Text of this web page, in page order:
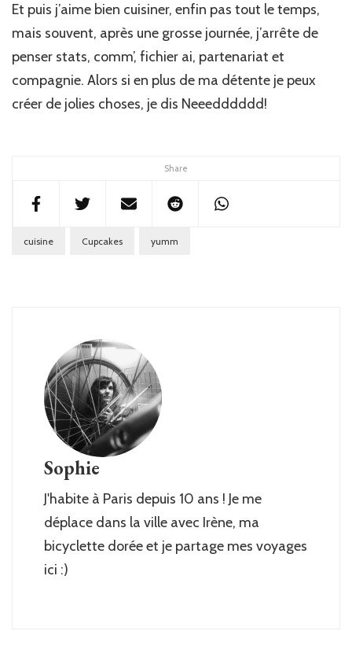
Share
Et puis j’aime bien cuisiner, enfin pas tout le temps,
mais souvent, après une grosse journée, j’arrête de
penser stats, comm’, fichier ai, partenariat et
compagnie. Alors si en plus de ma détente je peux
créer de jolies choses, je dis Neeedddddd!
cuisine Cupcakes yumm
Sophie
J'habite à Paris depuis 10 ans ! Je me
déplace dans la ville avec Irène, ma
bicyclette dorée et je partage mes voyages
ici :)